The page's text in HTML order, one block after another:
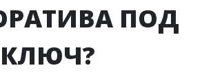
ПОД
КЛЮЧ?